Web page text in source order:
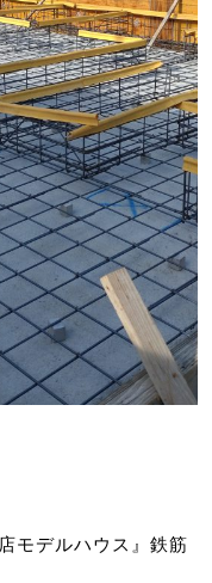
モデルハウス』鉄筋